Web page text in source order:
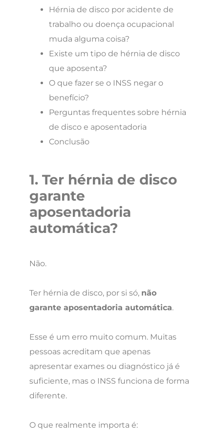
Hérnia de disco por acidente de
trabalho ou doença ocupacional
muda alguma coisa?
Existe um tipo de hérnia de disco
que aposenta?
O que fazer se o INSS negar o
benefício?
Perguntas frequentes sobre hérnia
de disco e aposentadoria
Conclusão
1. Ter hérnia de disco
garante
aposentadoria
automática?
Não.
Ter hérnia de disco, por si só, não
garante aposentadoria automática.
Esse é um erro muito comum. Muitas
pessoas acreditam que apenas
apresentar exames ou diagnóstico já é
suficiente, mas o INSS funciona de forma
diferente.
O que realmente importa é: